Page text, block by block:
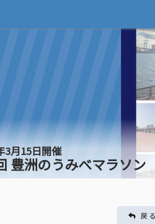
3月15日開催
豊洲のうみべマラソン
戻